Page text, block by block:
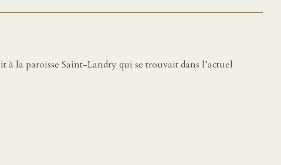
la paroisse Saint-Landry qui se trouvait dans l’actuel